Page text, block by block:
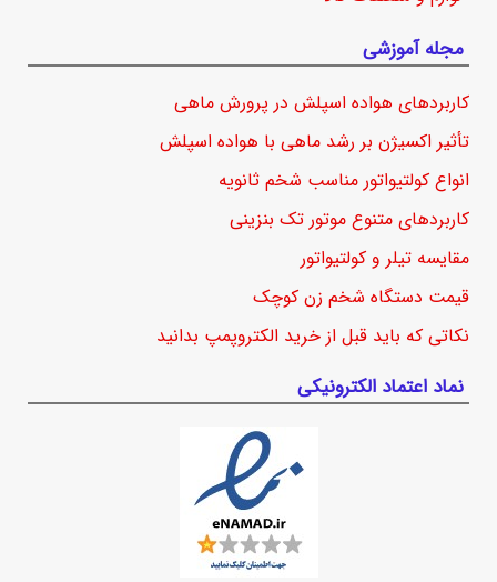
مجله آموزشی
کاربردهای هواده اسپلش در پرورش ماهی
تأثیر اکسیژن بر رشد ماهی با هواده اسپلش
انواع کولتیواتور مناسب شخم ثانویه
کاربردهای متنوع موتور تک بنزینی
مقایسه تیلر و کولتیواتور
قیمت دستگاه شخم زن کوچک
نکاتی که باید قبل از خرید الکتروپمپ بدانید
نماد اعتماد الکترونیکی